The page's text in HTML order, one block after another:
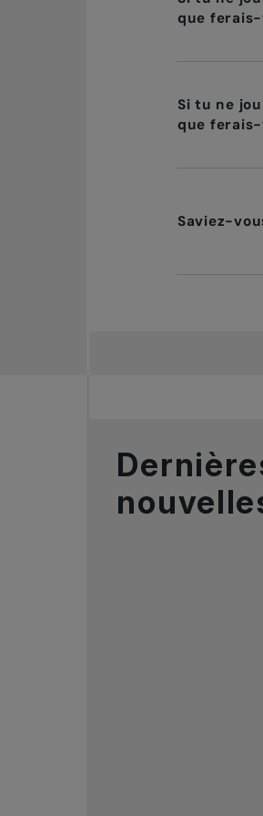
que
Si tu ne
que
Saviez-